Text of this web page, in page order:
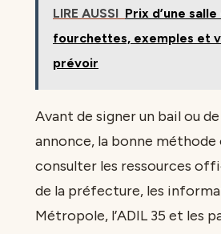
LIRE AUSSI Prix d’une
fourchettes, exemples et
prévoir
Avant de signer un bail ou
annonce, la bonne méthode
consulter les ressources
de la préfecture, les
Métropole, l’ADIL 35 et les